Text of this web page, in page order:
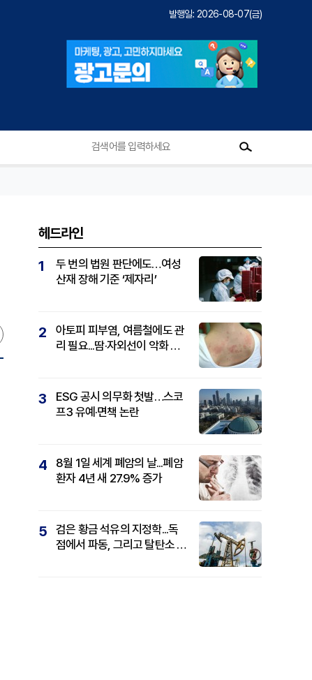
발행일: 2026-08-07(금)
헤드라인
1
두 번의 법원 판단에도…여성
산재 장해 기준 ‘제자리’
2
아토피 피부염, 여름철에도 관
리 필요...땀·자외선이 악화 요
3
ESG 공시 의무화 첫발…스코
프3 유예·면책 논란
4
8월 1일 세계 폐암의 날...폐암
환자 4년 새 27.9% 증가
5
검은 황금 석유의 지정학...독
점에서 파동, 그리고 탈탄소 패